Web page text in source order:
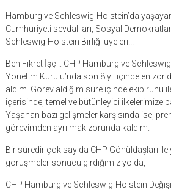
Hamburg ve Schleswig-Holstein’da
Cumhuriyeti sevdalıları, Sosyal
Schleswig-Holstein Birliği üyeleri!..
Ben Fikret İşçi.. CHP Hamburg ve
Yönetim Kurulu’nda son 8 yıl içinde en zor
aldım. Görev aldığım süre içinde ekip ruhu
içerisinde, temel ve bütünleyici ilkelerimize
Yaşanan bazı gelişmeler karşısında ise,
görevimden ayrılmak zorunda kaldım.
Bir süredir çok sayıda CHP Gönüldaşları ile
görüşmeler sonucu girdiğimiz yolda,
CHP Hamburg ve Schleswig-Holstein